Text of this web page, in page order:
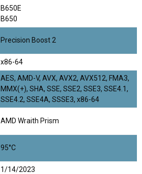
B650E
B650
Precision Boost 2
x86-64
AES, AMD-V, AVX, AVX2, AVX512, FMA3,
MMX(+), SHA, SSE, SSE2, SSE3, SSE4.1,
SSE4.2, SSE4A, SSSE3, x86-64
AMD Wraith Prism
95°C
1/14/2023